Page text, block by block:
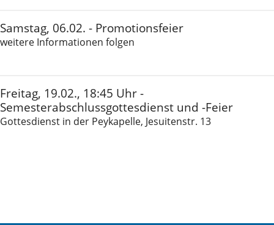
Samstag, 06.02. - Promotionsfeier
weitere Informationen folgen
Freitag, 19.02., 18:45 Uhr -
Semesterabschlussgottesdienst und -Feier
Gottesdienst in der Peykapelle, Jesuitenstr. 13